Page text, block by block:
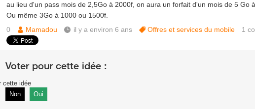
au lieu d'un pass mois de 2,5Go à 2000f, on aura un forfait d'un mois de 5 Go
Ou même 3Go à 1000 ou 1500f.
0
Mamadou il y a environ 6 ans Offres et services du mobile 1
cette idée
Non Oui